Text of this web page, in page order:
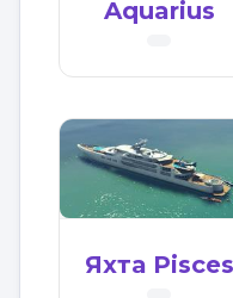
Aquarius
Яхта Pisces